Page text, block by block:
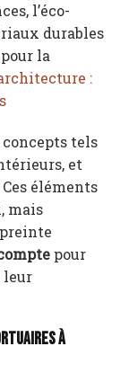
l’éco-
durables
la
:
tels
et
éléments
mais
pour
leur
à